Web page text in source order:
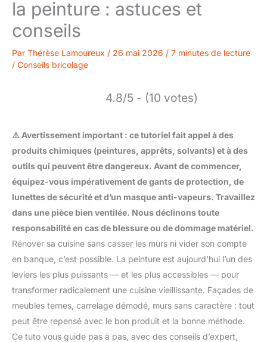
la peinture : astuces et
conseils
Par Thérèse Lamoureux / 26 mai 2026 / 7 minutes de lecture
/ Conseils bricolage
4.8/5 - (10 votes)
⚠️ Avertissement important : ce tutoriel fait appel à des
produits chimiques (peintures, apprêts, solvants) et à des
outils qui peuvent être dangereux. Avant de commencer,
équipez-vous impérativement de gants de protection, de
lunettes de sécurité et d’un masque anti-vapeurs. Travaillez
dans une pièce bien ventilée. Nous déclinons toute
responsabilité en cas de blessure ou de dommage matériel.
Rénover sa cuisine sans casser les murs ni vider son compte
en banque, c’est possible. La peinture est aujourd’hui l’un des
leviers les plus puissants — et les plus accessibles — pour
transformer radicalement une cuisine vieillissante. Façades de
meubles ternes, carrelage démodé, murs sans caractère : tout
peut être repensé avec le bon produit et la bonne méthode.
Ce tuto vous guide pas à pas, avec des conseils d’expert,